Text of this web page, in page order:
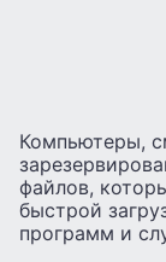
Компьютеры,
файлов,
быстрой
программ и